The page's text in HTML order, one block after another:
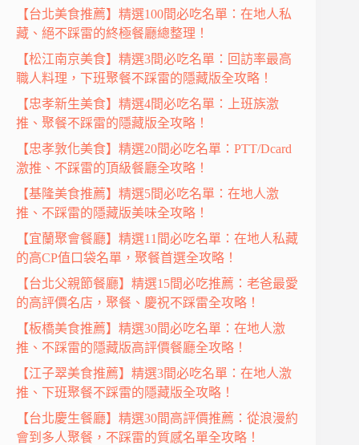
【台北美食推薦】精選100間必吃名單：在地人私
藏、絕不踩雷的終極餐廳總整理！
【松江南京美食】精選3間必吃名單：回訪率最高
職人料理，下班聚餐不踩雷的隱藏版全攻略！
【忠孝新生美食】精選4間必吃名單：上班族激
推、聚餐不踩雷的隱藏版全攻略！
【忠孝敦化美食】精選20間必吃名單：PTT/Dcard
激推、不踩雷的頂級餐廳全攻略！
【基隆美食推薦】精選5間必吃名單：在地人激
推、不踩雷的隱藏版美味全攻略！
【宜蘭聚會餐廳】精選11間必吃名單：在地人私藏
的高CP值口袋名單，聚餐首選全攻略！
【台北父親節餐廳】精選15間必吃推薦：老爸最愛
的高評價名店，聚餐、慶祝不踩雷全攻略！
【板橋美食推薦】精選30間必吃名單：在地人激
推、不踩雷的隱藏版高評價餐廳全攻略！
【江子翠美食推薦】精選3間必吃名單：在地人激
推、下班聚餐不踩雷的隱藏版全攻略！
【台北慶生餐廳】精選30間高評價推薦：從浪漫約
會到多人聚餐，不踩雷的質感名單全攻略！